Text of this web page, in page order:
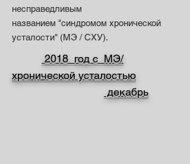
несправедливым
названием "синдромом хронической
усталости" (MЭ / CХУ).
2018 год с МЭ/
хронической усталостью
декабрь